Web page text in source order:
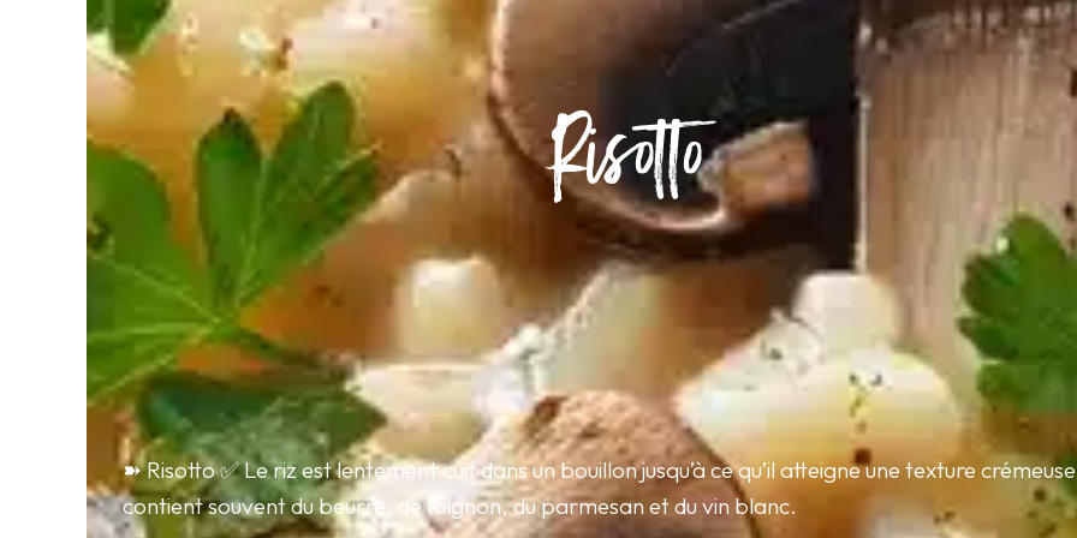
Risotto
➽ Risotto ✅ Le riz est lentement cuit dans un bouillon jusqu’à ce qu’il atteigne une texture
contient souvent du beurre, de l’oignon, du parmesan et du vin blanc.